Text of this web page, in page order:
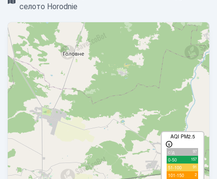
селото Horodnie
AQI PM2.5
с/д 97
0-50 157
51-100 91
101-150 2